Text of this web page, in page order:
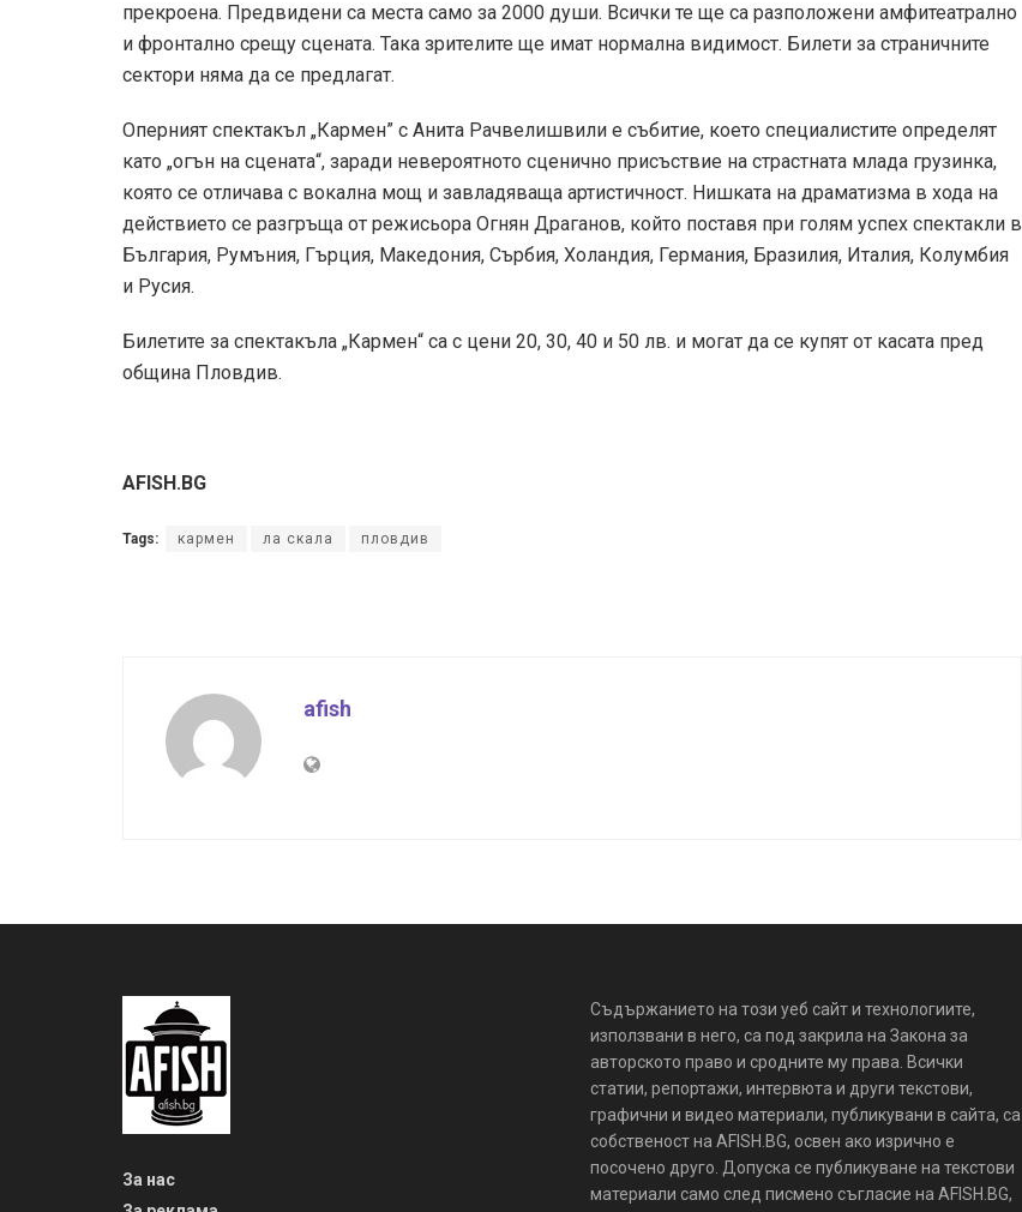
прекроена. Предвидени са места само за 2000 души. Всички те ще са разположени амфитеатрално
и фронтално срещу сцената. Така зрителите ще имат нормална видимост. Билети за страничните
сектори няма да се предлагат.
Оперният спектакъл „Кармен” с Анита Рачвелишвили е събитие, което специалистите определят
като „огън на сцената“, заради невероятното сценично присъствие на страстната млада грузинка,
която се отличава с вокална мощ и завладяваща артистичност. Нишката на драматизма в хода на
действието се разгръща от режисьора Огнян Драганов, който поставя при голям успех спектакли в
България, Румъния, Гърция, Македония, Сърбия, Холандия, Германия, Бразилия, Италия, Колумбия
и Русия.
Билетите за спектакъла „Кармен“ са с цени 20, 30, 40 и 50 лв. и могат да се купят от касата пред
община Пловдив.
AFISH.BG
Tags: кармен ла скала пловдив
afish
За нас
Съдържанието на този уеб сайт и технологиите,
използвани в него, са под закрила на Закона за
авторското право и сродните му права. Всички
статии, репортажи, интервюта и други текстови,
графични и видео материали, публикувани в сайта, са
собственост на AFISH.BG, освен ако изрично е
посочено друго. Допуска се публикуване на текстови
материали само след писмено съгласие на AFISH.BG,